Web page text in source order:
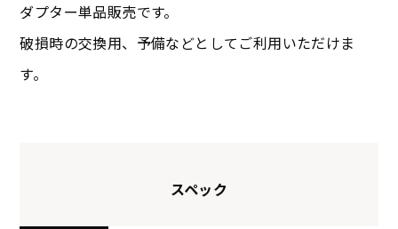
ダプター単品販売です。
破損時の交換用、予備などとしてご利用いただけま
す。
スペック